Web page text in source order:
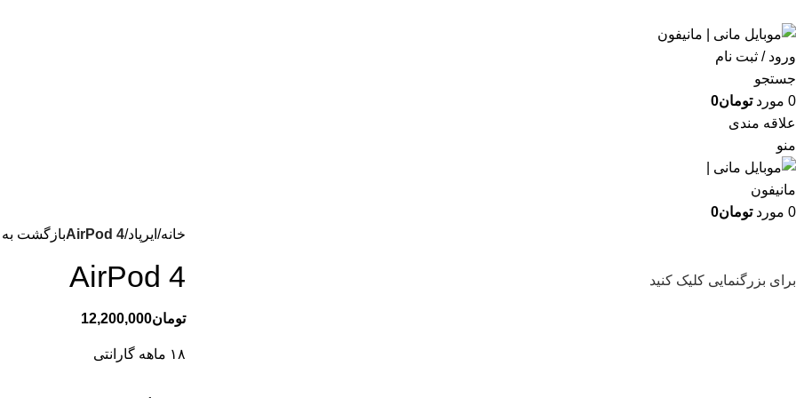
ورود / ثبت نام
جستجو
0 مورد تومان0
علاقه مندی
منو
0 مورد تومان0
برای بزرگنمایی کلیک کنید
خانه ایرپاد AirPod 4بازگشت
AirPod 4
تومان12,200,000
١٨ ماهه گارانتی